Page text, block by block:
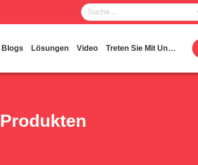
Blogs Lösungen Video Treten Sie Mit Uns In Verbindung